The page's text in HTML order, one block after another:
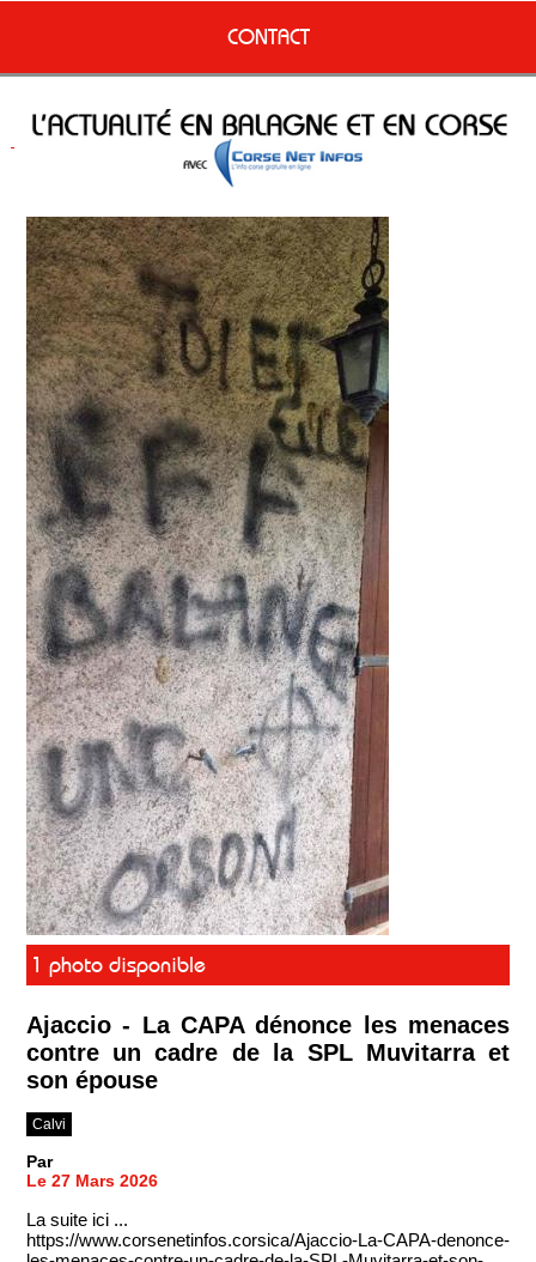
CONTACT
1 photo disponible
Ajaccio - La CAPA dénonce les menaces
contre un cadre de la SPL Muvitarra et
son épouse
Calvi
Par
Le 27 Mars 2026
La suite ici ...
https://www.corsenetinfos.corsica/Ajaccio-La-CAPA-denonce-